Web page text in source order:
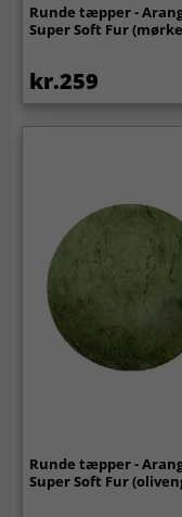
Runde tæpper -
Super Soft Fur
kr.259
Runde tæpper -
Super Soft Fur